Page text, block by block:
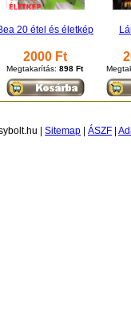
20 étel és életkép
2000 Ft
Megtakarítás:898 Ft
| Sitemap ÁSZF